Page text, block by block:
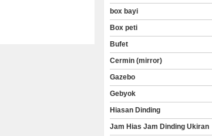
box bayi
Box peti
Bufet
Cermin (mirror)
Gazebo
Gebyok
Hiasan Dinding
Jam Hias Jam Dinding Ukiran